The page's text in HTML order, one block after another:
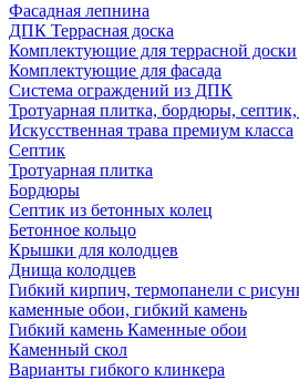
Фасадная лепнина
ДПК Террасная доска
Комплектующие для террасной доски
Комплектующие для фасада
Система ограждений из ДПК
Тротуарная плитка, бордюры,
Искусственная трава премиум класса
Септик
Тротуарная плитка
Бордюры
Септик из бетонных колец
Бетонное кольцо
Крышки для колодцев
Днища колодцев
Гибкий кирпич, термопанели с
каменные обои, гибкий камень
Гибкий камень Каменные обои
Каменный скол
Варианты гибкого клинкера